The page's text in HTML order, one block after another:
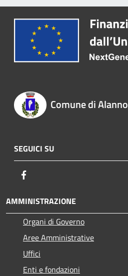
Comune di Alanno
SEGUICI SU
AMMINISTRAZIONE
Organi di Governo
Aree Amministrative
Uffici
Enti e fondazioni